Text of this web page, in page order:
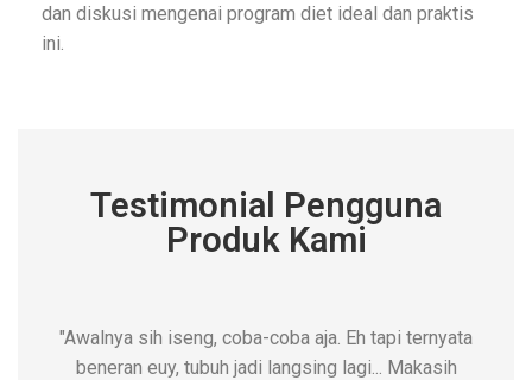
dan diskusi mengenai program diet ideal dan praktis
ini.
Testimonial Pengguna
Produk Kami
"Awalnya sih iseng, coba-coba aja. Eh tapi ternyata
beneran euy, tubuh jadi langsing lagi... Makasih